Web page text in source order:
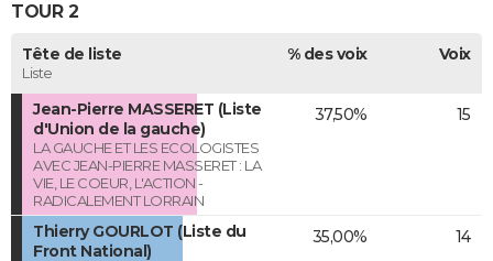
TOUR 2
Tête de liste
Liste
% des voix Voix
Jean-Pierre MASSERET (Liste
d'Union de la gauche)
LA GAUCHE ET LES ECOLOGISTES
AVEC JEAN-PIERRE MASSERET : LA
VIE, LE COEUR, L'ACTION -
RADICALEMENT LORRAIN
37,50% 15
Thierry GOURLOT (Liste du
Front National)
35,00% 14